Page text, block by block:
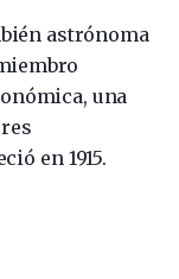
astrónoma
una
en 1915.